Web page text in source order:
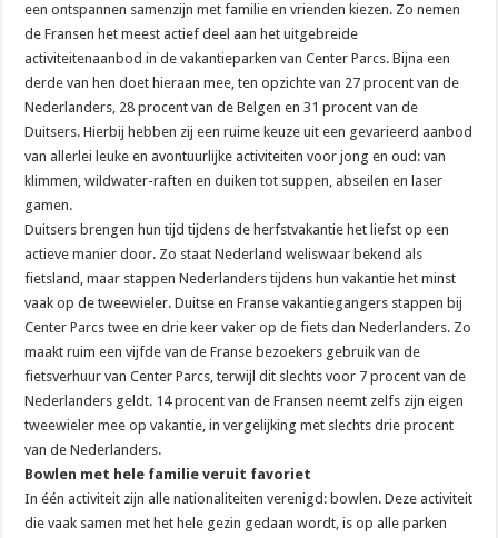
een ontspannen samenzijn met familie en vrienden kiezen. Zo nemen
de Fransen het meest actief deel aan het uitgebreide
activiteitenaanbod in de vakantieparken van Center Parcs. Bijna een
derde van hen doet hieraan mee, ten opzichte van 27 procent van de
Nederlanders, 28 procent van de Belgen en 31 procent van de
Duitsers. Hierbij hebben zij een ruime keuze uit een gevarieerd aanbod
van allerlei leuke en avontuurlijke activiteiten voor jong en oud: van
klimmen, wildwater-raften en duiken tot suppen, abseilen en laser
gamen.
Duitsers brengen hun tijd tijdens de herfstvakantie het liefst op een
actieve manier door. Zo staat Nederland weliswaar bekend als
fietsland, maar stappen Nederlanders tijdens hun vakantie het minst
vaak op de tweewieler. Duitse en Franse vakantiegangers stappen bij
Center Parcs twee en drie keer vaker op de fiets dan Nederlanders. Zo
maakt ruim een vijfde van de Franse bezoekers gebruik van de
fietsverhuur van Center Parcs, terwijl dit slechts voor 7 procent van de
Nederlanders geldt. 14 procent van de Fransen neemt zelfs zijn eigen
tweewieler mee op vakantie, in vergelijking met slechts drie procent
van de Nederlanders.
Bowlen met hele familie veruit favoriet
In één activiteit zijn alle nationaliteiten verenigd: bowlen. Deze activiteit
die vaak samen met het hele gezin gedaan wordt, is op alle parken